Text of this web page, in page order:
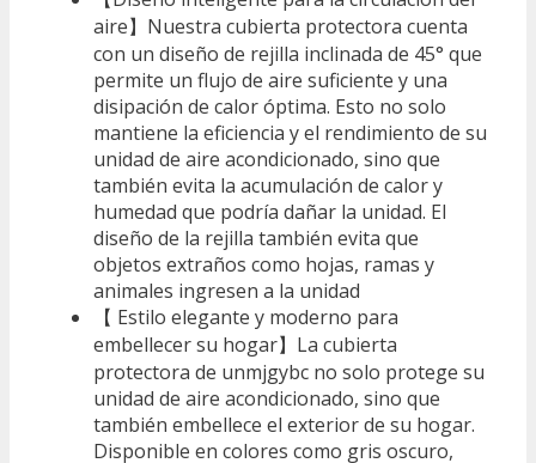
aire】Nuestra cubierta protectora cuenta
con un diseño de rejilla inclinada de 45° que
permite un flujo de aire suficiente y una
disipación de calor óptima. Esto no solo
mantiene la eficiencia y el rendimiento de su
unidad de aire acondicionado, sino que
también evita la acumulación de calor y
humedad que podría dañar la unidad. El
diseño de la rejilla también evita que
objetos extraños como hojas, ramas y
animales ingresen a la unidad
【 Estilo elegante y moderno para
embellecer su hogar】La cubierta
protectora de unmjgybc no solo protege su
unidad de aire acondicionado, sino que
también embellece el exterior de su hogar.
Disponible en colores como gris oscuro,